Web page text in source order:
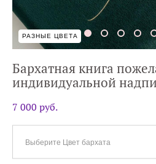
РАЗНЫЕ ЦВЕТА
Бархатная книга
индивидуальной
7 000 pуб.
Выберите Цвет бархата